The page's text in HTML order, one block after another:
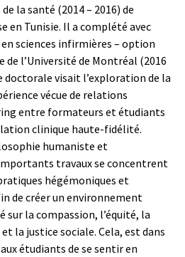
la santé (2014 – 2016) de
en Tunisie. Il a complété avec
sciences infirmières – option
l’Université de Montréal (2016
doctorale visait l’exploration de la
vécue de relations
entre formateurs et étudiants
clinique haute-fidélité.
humaniste et
travaux se concentrent
hégémoniques et
de créer un environnement
sur la compassion, l’équité, la
la justice sociale. Cela, est dans
étudiants de se sentir en